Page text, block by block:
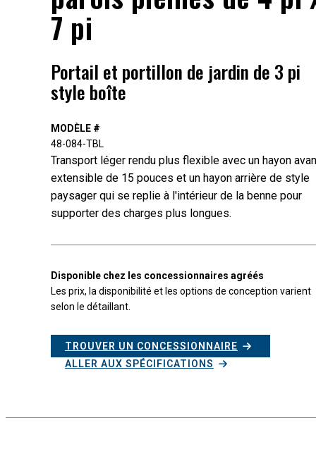
7 pi
Portail et portillon de jardin de 3 pi
style boîte
MODÈLE #
48-084-TBL
Transport léger rendu plus flexible avec un hayon
extensible de 15 pouces et un hayon arrière de style
paysager qui se replie à l'intérieur de la benne pour
supporter des charges plus longues.
Disponible chez les concessionnaires agréés
Les prix, la disponibilité et les options de conception varient
selon le détaillant.
TROUVER UN CONCESSIONNAIRE
ALLER AUX SPÉCIFICATIONS